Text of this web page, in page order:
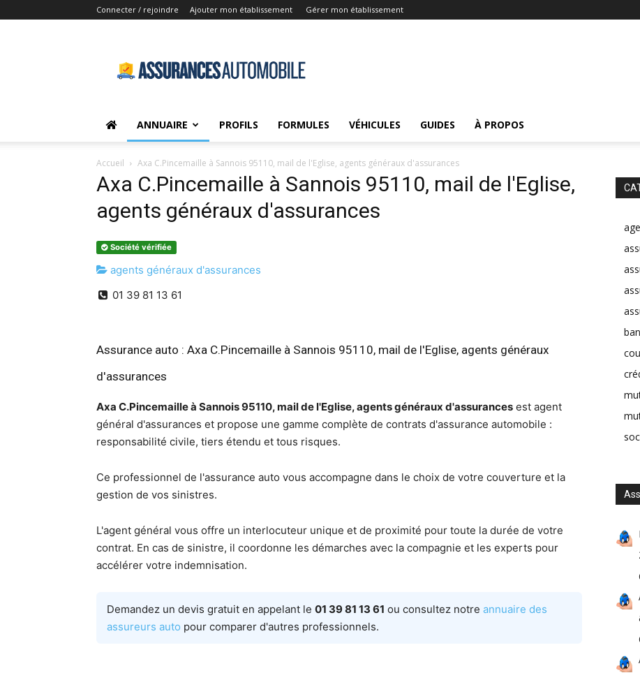
Connecter / rejoindre Ajouter mon établissement Gérer mon établissement
Automobile.net
ANNUAIRE PROFILS FORMULES VÉHICULES GUIDES À PROPOS
Accueil Axa C.Pincemaille à Sannois 95110, mail de l'Eglise, agents généraux d'assurances
Axa C.Pincemaille à Sannois 95110, mail de l'Eglise,
agents généraux d'assurances
Société vérifiée
agents généraux d'assurances
01 39 81 13 61
Assurance auto : Axa C.Pincemaille à Sannois 95110, mail de l'Eglise, agents généraux
d'assurances
Axa C.Pincemaille à Sannois 95110, mail de l'Eglise, agents généraux d'assurances est agent
général d'assurances et propose une gamme complète de contrats d'assurance automobile :
responsabilité civile, tiers étendu et tous risques.
Ce professionnel de l'assurance auto vous accompagne dans le choix de votre couverture et la
gestion de vos sinistres.
L'agent général vous offre un interlocuteur unique et de proximité pour toute la durée de votre
contrat. En cas de sinistre, il coordonne les démarches avec la compagnie et les experts pour
accélérer votre indemnisation.
Demandez un devis gratuit en appelant le 01 39 81 13 61 ou consultez notre annuaire des
assureurs auto pour comparer d'autres professionnels.